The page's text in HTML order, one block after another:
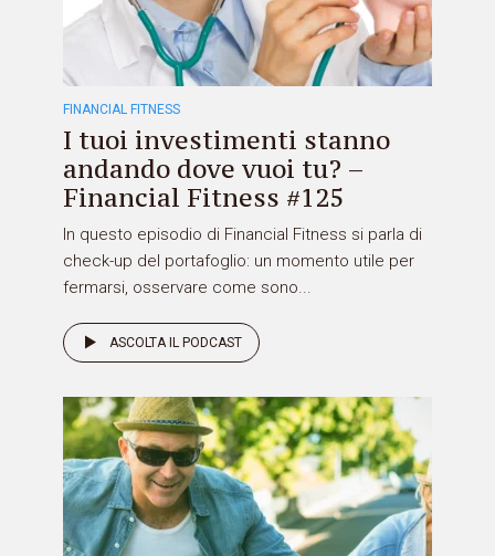
FINANCIAL FITNESS
I tuoi investimenti stanno
andando dove vuoi tu? –
Financial Fitness #125
In questo episodio di Financial Fitness si parla di
check-up del portafoglio: un momento utile per
fermarsi, osservare come sono...
ASCOLTA IL PODCAST